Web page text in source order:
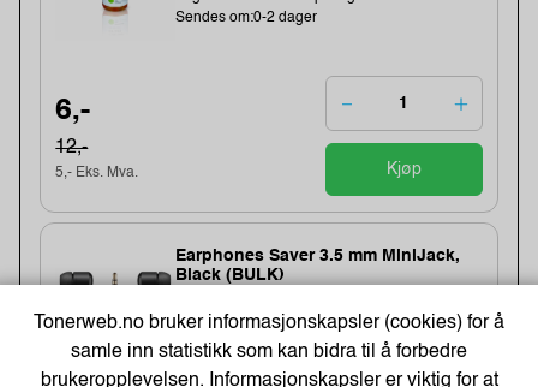
Sendes om:0-2 dager
6,-
12,-
5,- Eks. Mva. Kjøp
Earphones Saver 3.5 mm MiniJack,
Black (BULK)
Lagerstatus:1411 stk på lager.
Sendes om:2-3 dager
Tonerweb.no bruker informasjonskapsler (cookies) for å
samle inn statistikk som kan bidra til å forbedre
brukeropplevelsen. Informasjonskapsler er viktig for at